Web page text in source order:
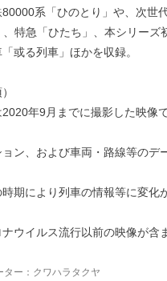
系「ひのとり」や、次世
、特急「ひたち」、本シリーズ
或る列車」ほかを収録。
年9月までに撮影した映像
ン、および車両・路線等のデ
期により列車の情報等に変化
ウイルス流行以前の映像が含
ター：クワハラタクヤ